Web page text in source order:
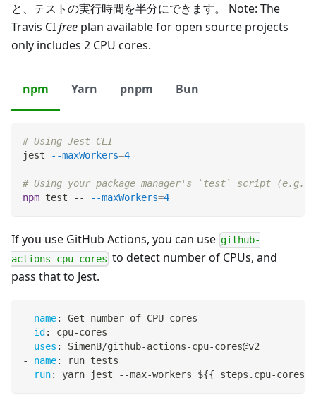
と、テストの実行時間を半分にできます。 Note: The
Travis CIfree plan available for open source projects
only includes 2 CPU cores.
npm Yarn pnpm Bun
# Using Jest CLI
jest
--maxWorkers=4
# Using your package manager's `test` script (e.g.
npm test -- --maxWorkers=4
If you use GitHub Actions, you can use github-
actions-cpu-cores to detect number of CPUs, and
pass that to Jest.
- name:
Get number of CPU cores
id : cpu-cores
uses : SimenB/github-actions-cpu-cores@v2
-
name:
run tests
run: yarn jest - -max-workers ${{ steps.cpu-